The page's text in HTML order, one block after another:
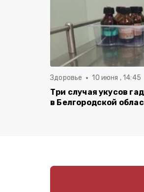
Здоровье 10 июня , 14:45
Три случая укусов
в Белгородской